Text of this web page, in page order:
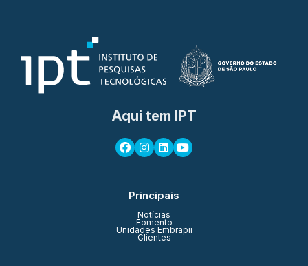
Aqui tem IPT
Principais
Notícias
Fomento
Unidades Embrapii
Clientes